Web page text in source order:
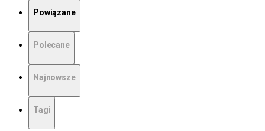
Powiązane
Polecane
Najnowsze
Tagi